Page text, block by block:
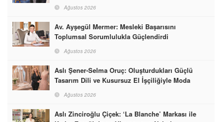
Ağustos 2026
Av. Ayşegül Mermer: Mesleki Başarısını
Toplumsal Sorumlulukla Güçlendirdi
Ağustos 2026
Aslı Şener-Selma Oruç: Oluşturdukları Güçlü
Tasarım Dili ve Kusursuz El İşçiliğiyle Moda
Ağustos 2026
Aslı Zinciroğlu Çiçek: ‘La Blanche’ Markası ile